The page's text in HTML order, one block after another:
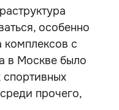
особенно
комплексов с
в Москве было
прочего,